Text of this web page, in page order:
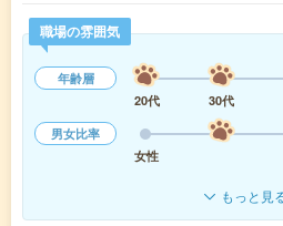
職場の雰囲気
年齢層
20代
30代
男女比率
女性
もっと見